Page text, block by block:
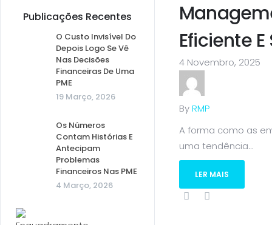
Publicações Recentes
O Custo Invisível Do
Depois Logo Se Vê
Nas Decisões
Financeiras De Uma
PME
19 Março, 2026
Os Números
Contam Histórias E
Antecipam
Problemas
Financeiros Nas PME
4 Março, 2026
Eficiente
4 Novembro, 2025
ByRMP
A forma como as
uma tendência...
LER MAIS